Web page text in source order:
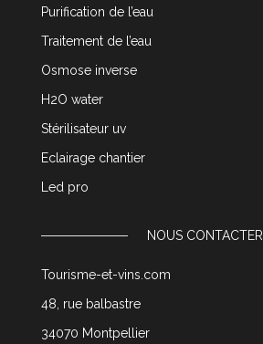
Purification de l’eau
Traitement de l’eau
Osmose inverse
H2O water
Stérilisateur uv
Eclairage chantier
Led pro
NOUS CONTACTER
Tourisme-et-vins.com
48, rue balbastre
34070 Montpellier